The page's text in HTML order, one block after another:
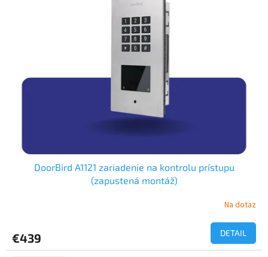
DoorBird A1121 zariadenie na kontrolu prístupu
(zapustená montáž)
Na dotaz
€439 DETAIL